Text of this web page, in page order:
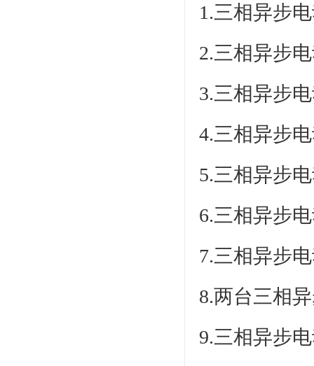
1.三相异步
2.三相异步
3.三相异步
4.三相异步
5.三相异步
6.三相异步
7.三相异步
8.两台三相
9.三相异步